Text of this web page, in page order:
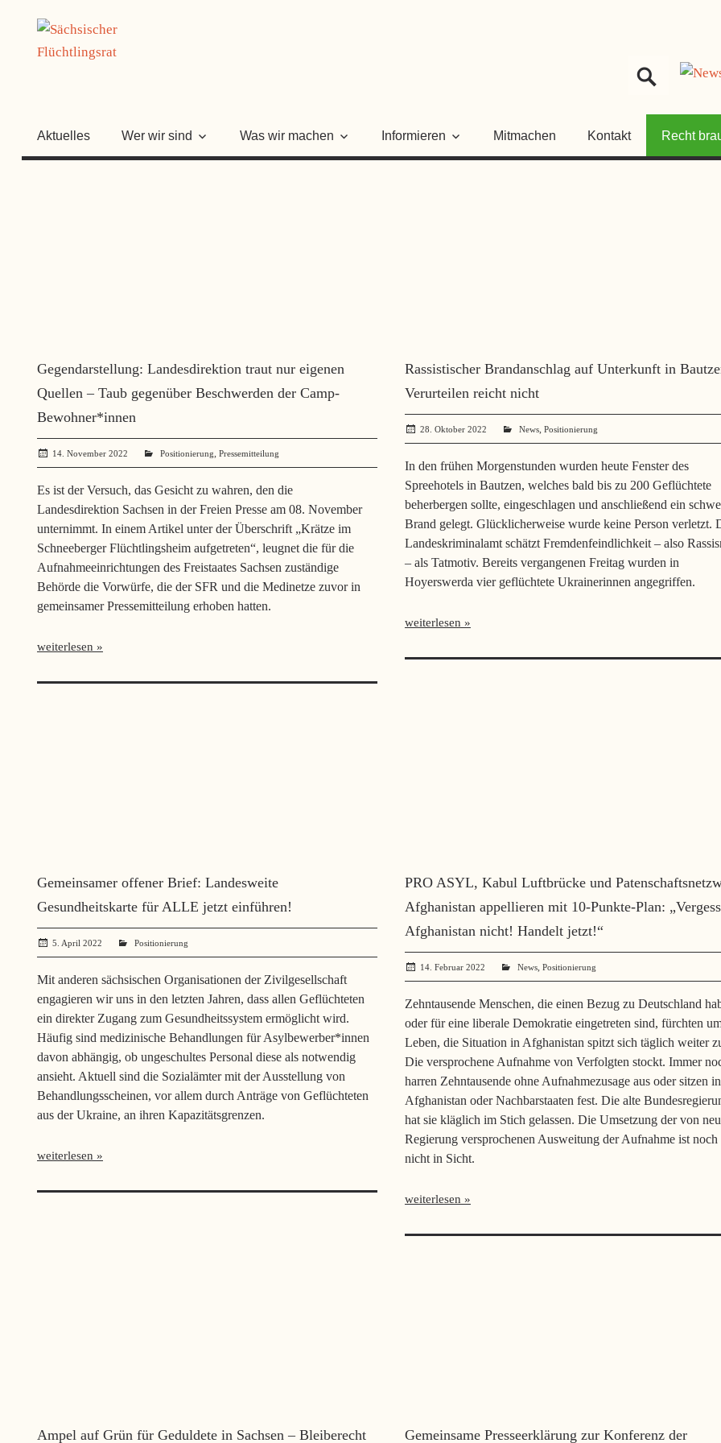
springen
Aktuelles Wer wir sind Was wir machen Informieren Mitmachen Kontakt Recht
Gegendarstellung: Landesdirektion traut nur eigenen
Quellen – Taub gegenüber Beschwerden der Camp-
Bewohner*innen
14. November 2022 administrator
Positionierung ,Pressemitteilung
Es ist der Versuch, das Gesicht zu wahren, den die
Landesdirektion Sachsen in der Freien Presse am 08. November
unternimmt. In einem Artikel unter der Überschrift „Krätze im
Schneeberger Flüchtlingsheim aufgetreten“, leugnet die für die
Aufnahmeeinrichtungen des Freistaates Sachsen zuständige
Behörde die Vorwürfe, die der SFR und die Medinetze zuvor in
gemeinsamer Pressemitteilung erhoben hatten.
weiterlesen
Rassistischer Brandanschlag auf Unterkunft in
Verurteilen reicht nicht
28. Oktober 2022 administrator
News ,Positionierung
In den frühen Morgenstunden wurden heute Fenster des
Spreehotels in Bautzen, welches bald bis zu 200 Geflüchtete
beherbergen sollte, eingeschlagen und anschließend ein
Brand gelegt. Glücklicherweise wurde keine Person verletzt.
Landeskriminalamt schätzt Fremdenfeindlichkeit – also
– als Tatmotiv. Bereits vergangenen Freitag wurden in
Hoyerswerda vier geflüchtete Ukrainerinnen angegriffen.
weiterlesen
Gemeinsamer offener Brief: Landesweite
Gesundheitskarte für ALLE jetzt einführen!
5. April 2022 administrator
Positionierung
Mit anderen sächsischen Organisationen der Zivilgesellschaft
engagieren wir uns in den letzten Jahren, dass allen Geflüchteten
ein direkter Zugang zum Gesundheitssystem ermöglicht wird.
Häufig sind medizinische Behandlungen für Asylbewerber*innen
davon abhängig, ob ungeschultes Personal diese als notwendig
ansieht. Aktuell sind die Sozialämter mit der Ausstellung von
Behandlungsscheinen, vor allem durch Anträge von Geflüchteten
aus der Ukraine, an ihren Kapazitätsgrenzen.
weiterlesen
PRO ASYL, Kabul Luftbrücke und
Afghanistan appellieren mit 10-Punkte-Plan:
Afghanistan nicht! Handelt jetzt!“
14. Februar 2022 administrator
News ,Positionierung
Zehntausende Menschen, die einen Bezug zu Deutschland
oder für eine liberale Demokratie eingetreten sind, fürchten
Leben, die Situation in Afghanistan spitzt sich täglich weiter
Die versprochene Aufnahme von Verfolgten stockt. Immer
harren Zehntausende ohne Aufnahmezusage aus oder sitzen in
Afghanistan oder Nachbarstaaten fest. Die alte
hat sie kläglich im Stich gelassen. Die Umsetzung der von
Regierung versprochenen Ausweitung der Aufnahme ist noch
nicht in Sicht.
weiterlesen
Ampel auf Grün für Geduldete in Sachsen – Bleiberecht Gemeinsame Presseerklärung zur Konferenz der